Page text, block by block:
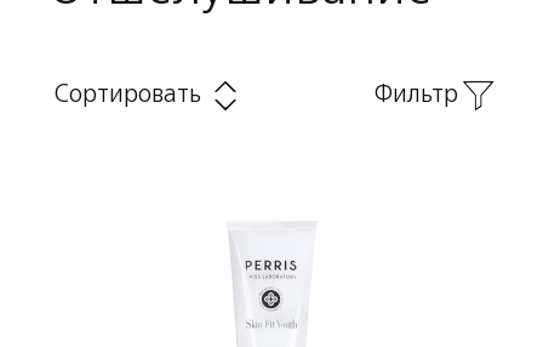
Сортировать Фильтр
Подробнее